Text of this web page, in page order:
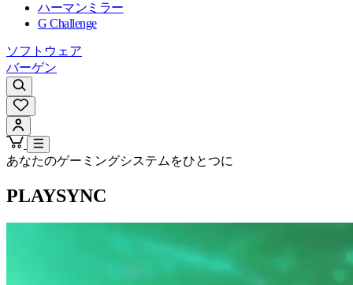
ハーマンミラー
G Challenge
ソフトウェア
バーゲン
あなたのゲーミングシステムをひとつに
PLAYSYNC